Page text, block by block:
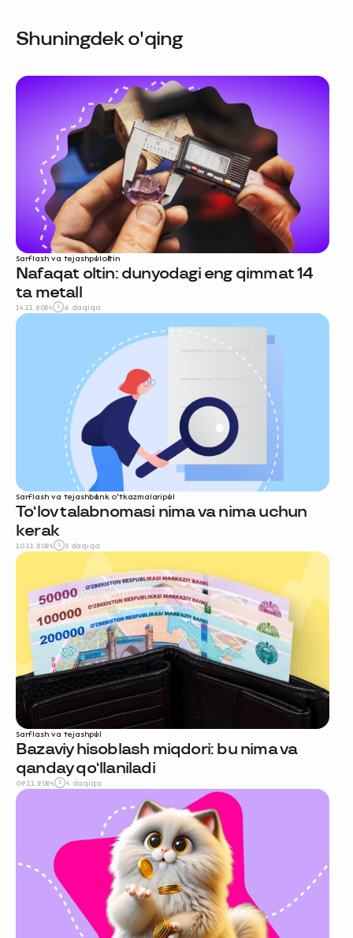
Shuningdek o'qing
Sarflash va tejashpuloltin
Nafaqat oltin: dunyodagi eng qimmat 14
ta metall
14.11.2024 6 daqiqa
Sarflash va tejashbank o‘tkazmalaripul
To‘lov talabnomasi nima va nima uchun
kerak
10.11.2024 5 daqiqa
Sarflash va tejashpul
Bazaviy hisoblash miqdori: bu nima va
qanday qo‘llaniladi
09.11.2024 4 daqiqa